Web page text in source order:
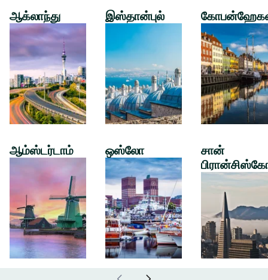
ஆக்லாந்து
ஆம்ஸ்டர்டாம்
இஸ்தான்புல்
ஒஸ்லோ
சான்